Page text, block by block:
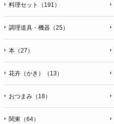
料理セット（191）
調理道具・機器（25）
本（27）
花卉（かき）（13）
おつまみ（18）
関東（64）